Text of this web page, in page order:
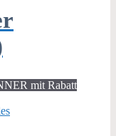
mit Rabatt